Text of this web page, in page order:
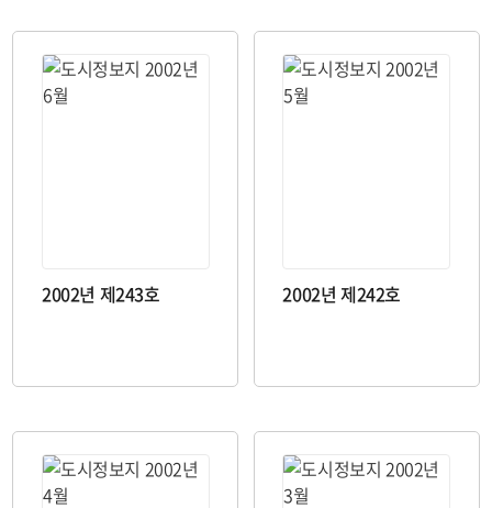
2002년 제243호 2002년 제242호